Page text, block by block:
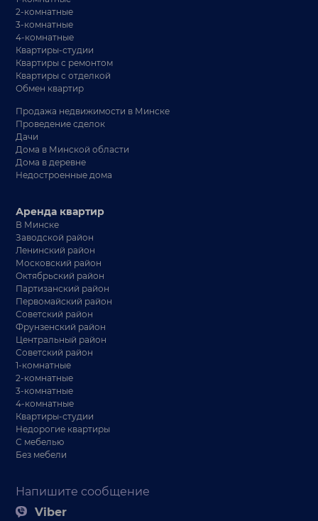
2-комнатные
3-комнатные
4-комнатные
Квартиры-студии
Квартиры с ремонтом
Квартиры с отделкой
Обмен квартир
Продажа недвижимости в Минске
Проведение сделок
Дачи
Дома в Минской области
Дома в деревне
Недостроенные дома
Напишите сообщение
Viber
Аренда квартир
В Минске
Заводской район
Ленинский район
Московский район
Октябрьский район
Партизанский район
Первомайский район
Советский район
Фрунзенский район
Центральный район
Советский район
1-комнатные
2-комнатные
3-комнатные
4-комнатные
Квартиры-студии
Недорогие квартиры
С мебелью
Без мебели